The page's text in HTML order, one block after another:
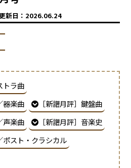
2026.06.24
トラ曲
器楽曲
［新譜月評］鍵盤曲
声楽曲
［新譜月評］音楽史
ポスト・クラシカル